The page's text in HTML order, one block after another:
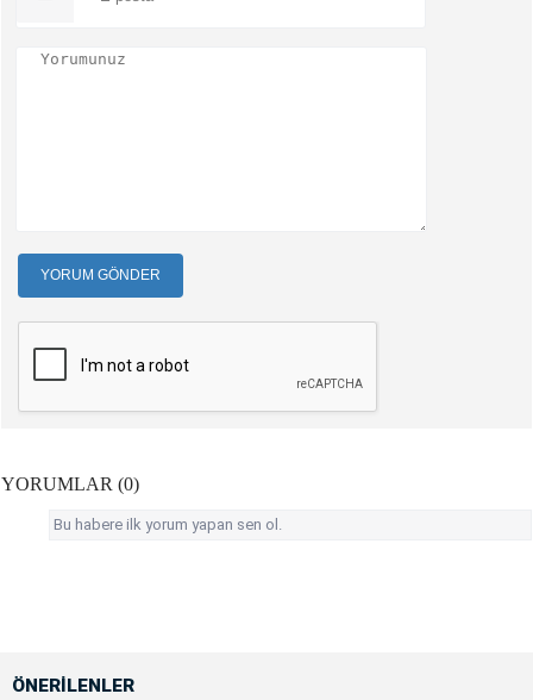
YORUM GÖNDER
YORUMLAR (0)
Bu habere ilk yorum yapan sen ol.
ÖNERİLENLER